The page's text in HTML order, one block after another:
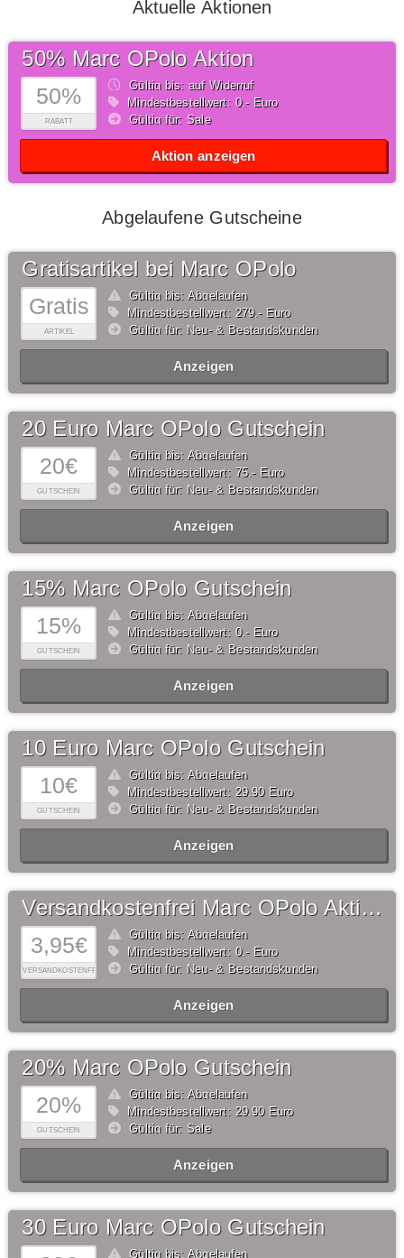
Aktuelle Aktionen
50%
RABATT
50% Marc OPolo Aktion
Gültig bis: auf Widerruf
Mindestbestellwert: 0,- Euro
Gültig für: Sale
Aktion anzeigen
Abgelaufene Gutscheine
Gratis
ARTIKEL
Gratisartikel bei Marc OPolo
Gültig bis: Abgelaufen
Mindestbestellwert: 279,- Euro
Gültig für: Neu- & Bestandskunden
Anzeigen
20€
GUTSCHEIN
20 Euro Marc OPolo Gutschein
Gültig bis: Abgelaufen
Mindestbestellwert: 75,- Euro
Gültig für: Neu- & Bestandskunden
Anzeigen
15%
GUTSCHEIN
15% Marc OPolo Gutschein
Gültig bis: Abgelaufen
Mindestbestellwert: 0,- Euro
Gültig für: Neu- & Bestandskunden
Anzeigen
10€
GUTSCHEIN
10 Euro Marc OPolo Gutschein
Gültig bis: Abgelaufen
Mindestbestellwert: 29,90 Euro
Gültig für: Neu- & Bestandskunden
Anzeigen
3,95€
VERSANDKOSTENFREI
Versandkostenfrei Marc OPolo Aktion
Gültig bis: Abgelaufen
Mindestbestellwert: 0,- Euro
Gültig für: Neu- & Bestandskunden
Anzeigen
20%
GUTSCHEIN
20% Marc OPolo Gutschein
Gültig bis: Abgelaufen
Mindestbestellwert: 29,90 Euro
Gültig für: Sale
Anzeigen
30 Euro Marc OPolo Gutschein
Gültig bis: Abgelaufen